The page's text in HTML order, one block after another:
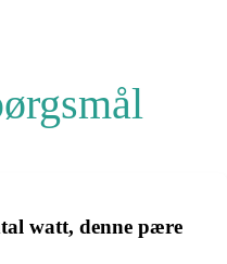
watt, denne pære